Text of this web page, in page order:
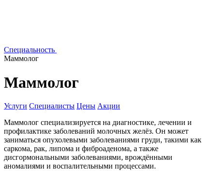
Специальность
Маммолог
Маммолог
Услуги Специалисты Цены Акции
Маммолог специализируется на диагностике, лечении и
профилактике заболеваний молочных желёз. Он может
заниматься опухолевыми заболеваниями груди, такими как
саркома, рак, липома и фиброаденома, а также
дисгормональными заболеваниями, врождёнными
аномалиями и воспалительными процессами.